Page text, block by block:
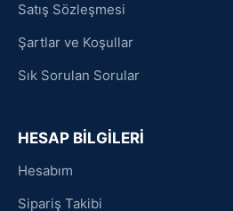
Satış Sözleşmesi
Şartlar ve Koşullar
Sık Sorulan Sorular
HESAP BİLGİLERİ
Hesabım
Sipariş Takibi